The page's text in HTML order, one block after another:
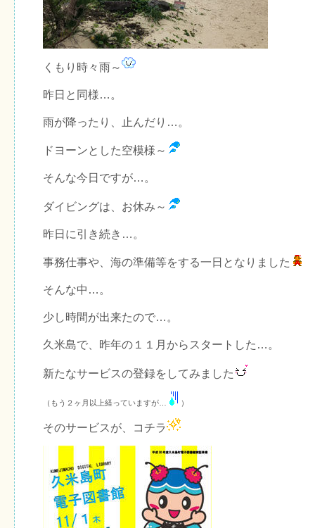
くもり時々雨～
昨日と同様…。
雨が降ったり、止んだり…。
ドヨーンとした空模様～
そんな今日ですが…。
ダイビングは、お休み～
昨日に引き続き…。
事務仕事や、海の準備等をする一日となりました
そんな中…。
少し時間が出来たので…。
久米島で、昨年の１１月からスタートした…。
新たなサービスの登録をしてみました
（もう２ヶ月以上経っていますが… ）
そのサービスが、コチラ